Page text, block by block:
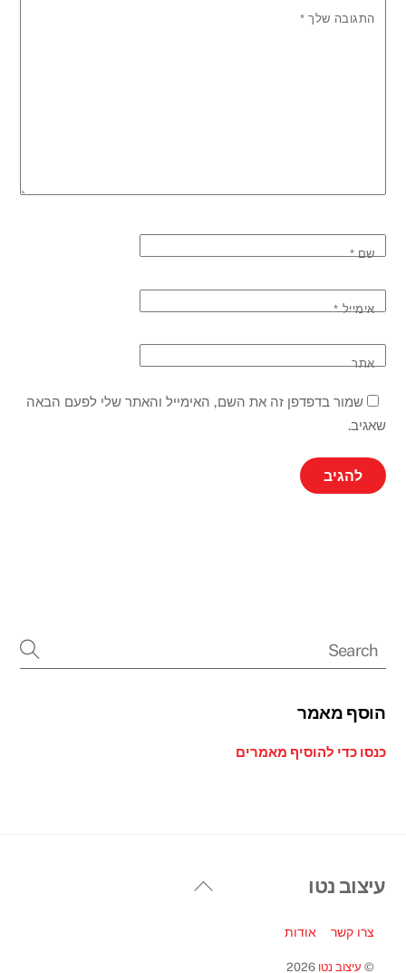
התגובה שלך *
שם*
אימייל*
אתר
שמור בדפדפן זה את השם, האימייל והאתר שלי לפעם הבאה
שאגיב.
הוסף מאמר
כנסו כדי להוסיף מאמרים
Back
עיצוב נטו
צרו קשר אודות
© עיצוב נטו 2026